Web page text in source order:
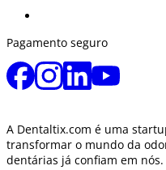
Pagamento seguro
A Dentaltix.com é uma
transformar o mundo da
dentárias já confiam em nós.